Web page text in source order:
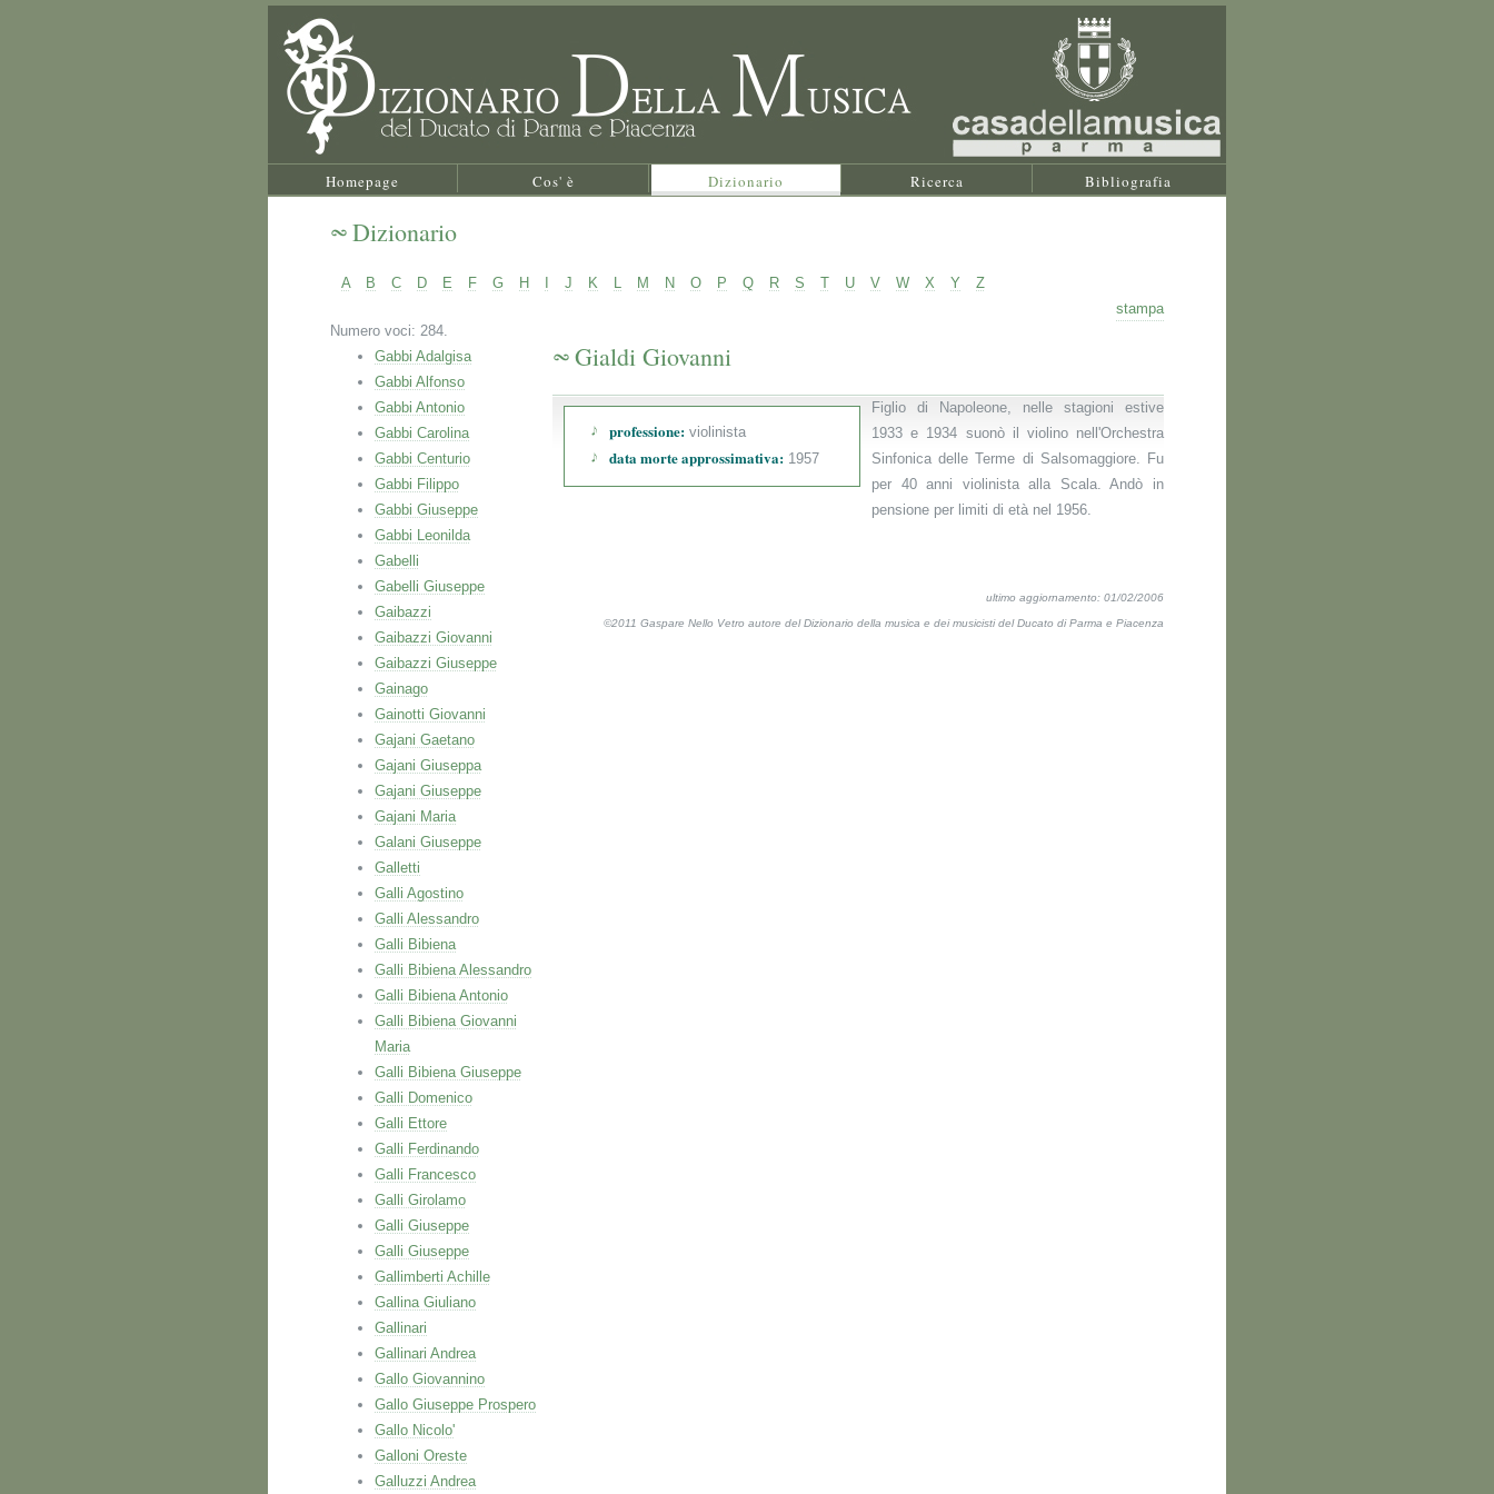
Homepage Cos' è Dizionario Ricerca Bibliografia
Dizionario
A B C D E F G H J K L M N O P Q R S T U V W X Y
Z
stampa
Numero voci: 284.
Gabbi Adalgisa
Gabbi Alfonso
Gabbi Antonio
Gabbi Carolina
Gabbi Centurio
Gabbi Filippo
Gabbi Giuseppe
Gabbi Leonilda
Gabelli
Gabelli Giuseppe
Gaibazzi
Gaibazzi Giovanni
Gaibazzi Giuseppe
Gainago
Gainotti Giovanni
Gajani Gaetano
Gajani Giuseppa
Gajani Giuseppe
Gajani Maria
Galani Giuseppe
Galletti
Galli Agostino
Galli Alessandro
Galli Bibiena
Galli Bibiena Alessandro
Galli Bibiena Antonio
Galli Bibiena Giovanni
Maria
Galli Bibiena Giuseppe
Galli Domenico
Galli Ettore
Galli Ferdinando
Galli Francesco
Galli Girolamo
Galli Giuseppe
Galli Giuseppe
Gallimberti Achille
Gallina Giuliano
Gallinari
Gallinari Andrea
Gallo Giovannino
Gallo Giuseppe Prospero
Gallo Nicolo'
Galloni Oreste
Galluzzi Andrea
Gialdi Giovanni
professione: violinista
data morte approssimativa: 1957
Figlio di Napoleone, nelle stagioni estive
1933 e 1934 suonò il violino nell'Orchestra
Sinfonica delle Terme di Salsomaggiore. Fu
per 40 anni violinista alla Scala. Andò in
pensione per limiti di età nel 1956.
ultimo aggiornamento: 01/02/2006
©2011 Gaspare Nello Vetro autore del Dizionario della musica e dei musicisti del Ducato di Parma e Piacenza